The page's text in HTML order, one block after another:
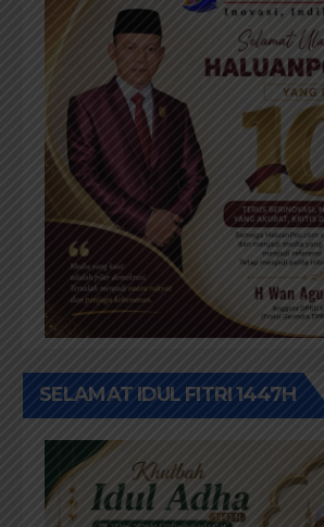
SELAMAT IDUL FITRI 1447H